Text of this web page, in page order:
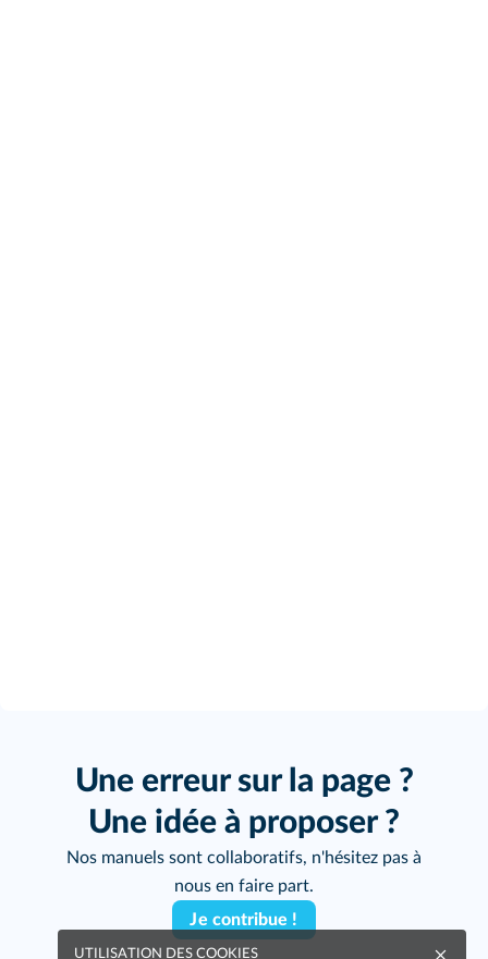
Une erreur sur la page ?
Une idée à proposer ?
Nos manuels sont collaboratifs, n'hésitez pas à
nous en faire part.
Je contribue !
UTILISATION DES COOKIES